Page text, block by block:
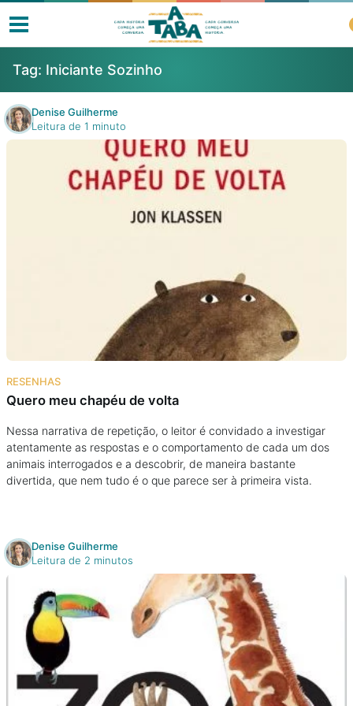
Livros
Resenhas
Na escola
Na família
Colunas
Colecionáveis
Cursos On line
E-Books
Eventos
Tag: Iniciante Sozinho
Denise Guilherme
Leitura de 1 minuto
RESENHAS
Quero meu chapéu de volta
Nessa narrativa de repetição, o leitor é convidado a investigar
atentamente as respostas e o comportamento de cada um dos
animais interrogados e a descobrir, de maneira bastante
divertida, que nem tudo é o que parece ser à primeira vista.
Denise Guilherme
Leitura de 2 minutos